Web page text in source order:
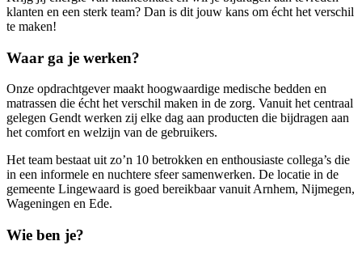
klanten en een sterk team? Dan is dit jouw kans om écht het verschil
te maken!
Waar ga je werken?
Onze opdrachtgever maakt hoogwaardige medische bedden en
matrassen die écht het verschil maken in de zorg. Vanuit het centraal
gelegen Gendt werken zij elke dag aan producten die bijdragen aan
het comfort en welzijn van de gebruikers.
Het team bestaat uit zo’n 10 betrokken en enthousiaste collega’s die
in een informele en nuchtere sfeer samenwerken. De locatie in de
gemeente Lingewaard is goed bereikbaar vanuit Arnhem, Nijmegen,
Wageningen en Ede.
Wie ben je?